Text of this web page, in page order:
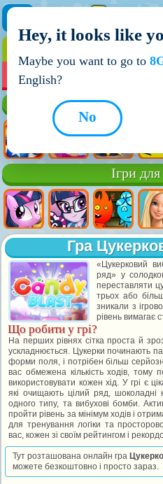
НОВІ ІГРИ
Ігри для
Гра
«Цукерковий
ряд» у
переставляти
трьох або
зникали з
рівень вимагає
Що робити у грі?
На перших рівнях сітка проста й
ускладнюється. Цукерки починають
форми поля, і потрібен більш
вас обмежена кількість ходів, тому
використовувати кожен хід. У грі є
які очищають цілий ряд, шоколадні
одного типу, та вибухові бомби.
пройти рівень за мінімум ходів і
для тренування логіки та
вас, кожен зі своїм рейтингом і
Тут розташована онлайн гра
можете безкоштовно і просто зараз.
Hey, it looks like
Maybe you want to go to
English?
No